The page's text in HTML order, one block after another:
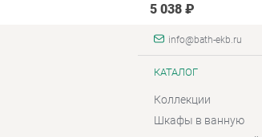
5 038 ₽
info@bath-ekb.ru
КАТАЛОГ
Коллекции
Шкафы в ванную